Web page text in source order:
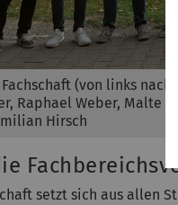
(von links nach
Raphael Weber, Malte
Hirsch
setzt sich aus allen